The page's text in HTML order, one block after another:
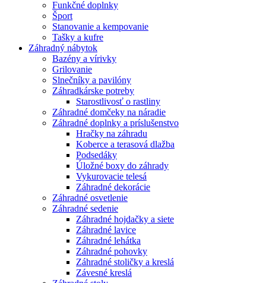
Funkčné doplnky
Šport
Stanovanie a kempovanie
Tašky a kufre
Záhradný nábytok
Bazény a vírivky
Grilovanie
Slnečníky a pavilóny
Záhradkárske potreby
Starostlivosť o rastliny
Záhradné domčeky na náradie
Záhradné doplnky a príslušenstvo
Hračky na záhradu
Koberce a terasová dlažba
Podsedáky
Úložné boxy do záhrady
Vykurovacie telesá
Záhradné dekorácie
Záhradné osvetlenie
Záhradné sedenie
Záhradné hojdačky a siete
Záhradné lavice
Záhradné lehátka
Záhradné pohovky
Záhradné stoličky a kreslá
Závesné kreslá